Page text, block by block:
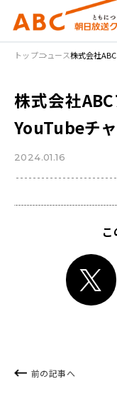
トップニュース株式会社
株式会社
YouTubeチ
2024.01.16
前の記事へ